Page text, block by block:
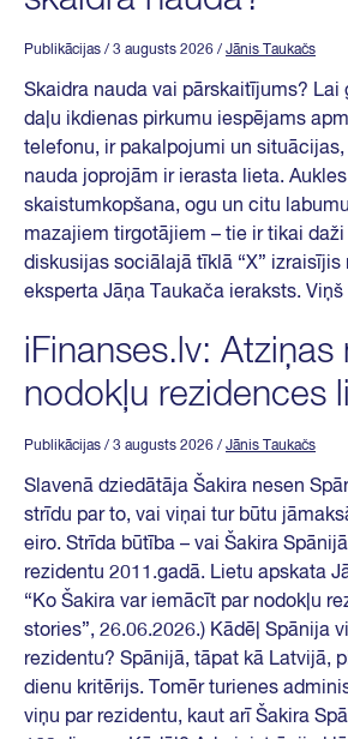
Publikācijas / 3 augusts 2026 / Jānis Taukačs
Skaidra nauda vai pārskaitījums? Lai
daļu ikdienas pirkumu iespējams
telefonu, ir pakalpojumi un situācijas,
nauda joprojām ir ierasta lieta.
skaistumkopšana, ogu un citu
mazajiem tirgotājiem – tie ir tikai
diskusijas sociālajā tīklā “X” izraisījis
eksperta Jāņa Taukača ieraksts. Viņš
iFinanses.lv: Atziņas
nodokļu rezidences
Publikācijas / 3 augusts 2026 / Jānis Taukačs
Slavenā dziedātāja Šakira nesen
strīdu par to, vai viņai tur būtu
eiro. Strīda būtība – vai Šakira
rezidentu 2011.gadā. Lietu apskata
“Ko Šakira var iemācīt par nodokļu
stories”, 26.06.2026.) Kādēļ Spānija
rezidentu? Spānijā, tāpat kā Latvijā,
dienu kritērijs. Tomēr turienes
viņu par rezidentu, kaut arī Šakira